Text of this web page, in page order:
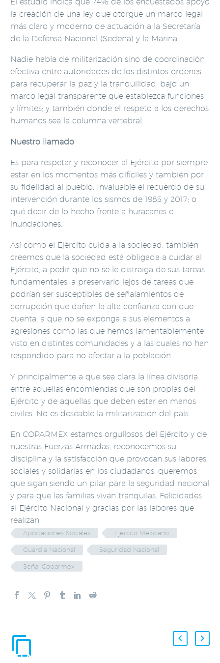
la creación de una ley que otorgue un marco legal
más claro y moderno de actuación a la Secretaría
de la Defensa Nacional (Sedena) y la Marina.
Nadie habla de militarización sino de coordinación
efectiva entre autoridades de los distintos órdenes
para recuperar la paz y la tranquilidad; bajo un
marco legal transparente que establezca funciones
y límites; y también donde el respeto a los derechos
humanos sea la columna vertebral.
Nuestro llamado
Es para respetar y reconocer al Ejército por siempre
estar en los momentos más difíciles y también por
su fidelidad al pueblo. Invaluable el recuerdo de su
intervención durante los sismos de 1985 y 2017; o
qué decir de lo hecho frente a huracanes e
inundaciones.
Así como el Ejército cuida a la sociedad, también
creemos que la sociedad está obligada a cuidar al
Ejército, a pedir que no se le distraiga de sus tareas
fundamentales, a preservarlo lejos de tareas que
podrían ser susceptibles de señalamientos de
corrupción que dañen la alta confianza con que
cuenta; a que no se exponga a sus elementos a
agresiones como las que hemos lamentablemente
visto en distintas comunidades y a las cuales no han
respondido para no afectar a la población.
Y principalmente a que sea clara la línea divisoria
entre aquellas encomiendas que son propias del
Ejército y de aquellas que deben estar en manos
civiles. No es deseable la militarización del país.
En COPARMEX estamos orgullosos del Ejército y de
nuestras Fuerzas Armadas, reconocemos su
disciplina y la satisfacción que provocan sus labores
sociales y solidarias en los ciudadanos, queremos
que sigan siendo un pilar para la seguridad nacional
y para que las familias vivan tranquilas. Felicidades
al Ejército Nacional y gracias por las labores que
realizan.
Aportaciones Sociales Ejercito Mexicano
Guardia Nacional Seguridad Nacional
Señal Coparmex
RELACIONADAS